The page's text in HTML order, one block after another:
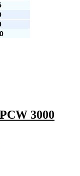
3000